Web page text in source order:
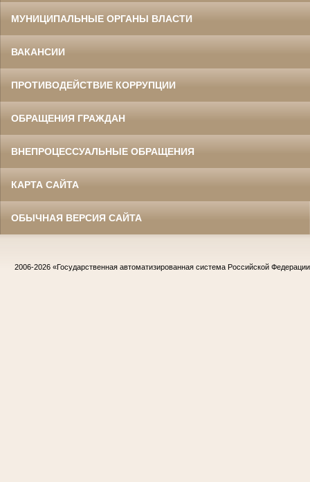
МУНИЦИПАЛЬНЫЕ ОРГАНЫ ВЛАСТИ
ВАКАНСИИ
ПРОТИВОДЕЙСТВИЕ КОРРУПЦИИ
ОБРАЩЕНИЯ ГРАЖДАН
ВНЕПРОЦЕССУАЛЬНЫЕ ОБРАЩЕНИЯ
КАРТА САЙТА
ОБЫЧНАЯ ВЕРСИЯ САЙТА
2006-2026 «Государственная автоматизированная система Российской